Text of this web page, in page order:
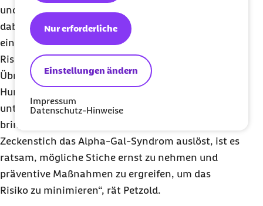
Einstellungen ändern
Nur erforderliche
Impressum
Datenschutz-Hinweise
und langsam herausgezogen werden, ohne es
dabei zu quetschen oder zu drehen. Je schneller
eine Zecke entfernt wird, desto geringer ist das
Risiko, dass Krankheitserreger übertragen werden.
Übrigens sollten auch die eigenen Haustiere wie
Hunde und Katzen regelmäßig auf Zecken
untersucht werden, da diese die Parasiten ins Haus
bringen können. „Auch wenn nicht jeder
Zeckenstich das Alpha-Gal-Syndrom auslöst, ist es
ratsam, mögliche Stiche ernst zu nehmen und
präventive Maßnahmen zu ergreifen, um das
Risiko zu minimieren“, rät Petzold.